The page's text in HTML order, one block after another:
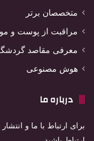
متخصصان برتر
مراقبت از پوست و مو
معرفی مقاصد
هوش مصنوعی
درباره ما
برای ارتباط با ما و